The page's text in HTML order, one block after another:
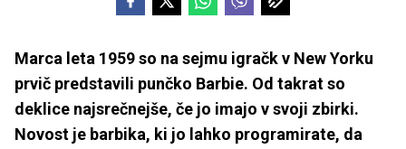
Marca leta 1959 so na sejmu igračk v New Yorku
prvič predstavili punčko Barbie. Od takrat so
deklice najsrečnejše, če jo imajo v svoji zbirki.
Novost je barbika, ki jo lahko programirate, da